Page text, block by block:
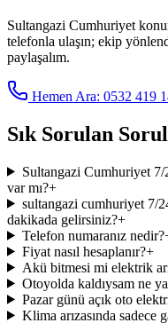
Sultangazi Cumhuriyet
telefonla ulaşın; ekip
paylaşalım.
Hemen Ara: 0532 419
Sık Sorulan
Sultangazi Cumhuriyet
var mı?+
sultangazi cumhuriyet 7/
dakikada gelirsiniz?+
Telefon numaranız nedir?
Fiyat nasıl hesaplanır?+
Akü bitmesi mi elektrik
Otoyolda kaldıysam ne
Pazar günü açık oto
Klima arızasında sadece